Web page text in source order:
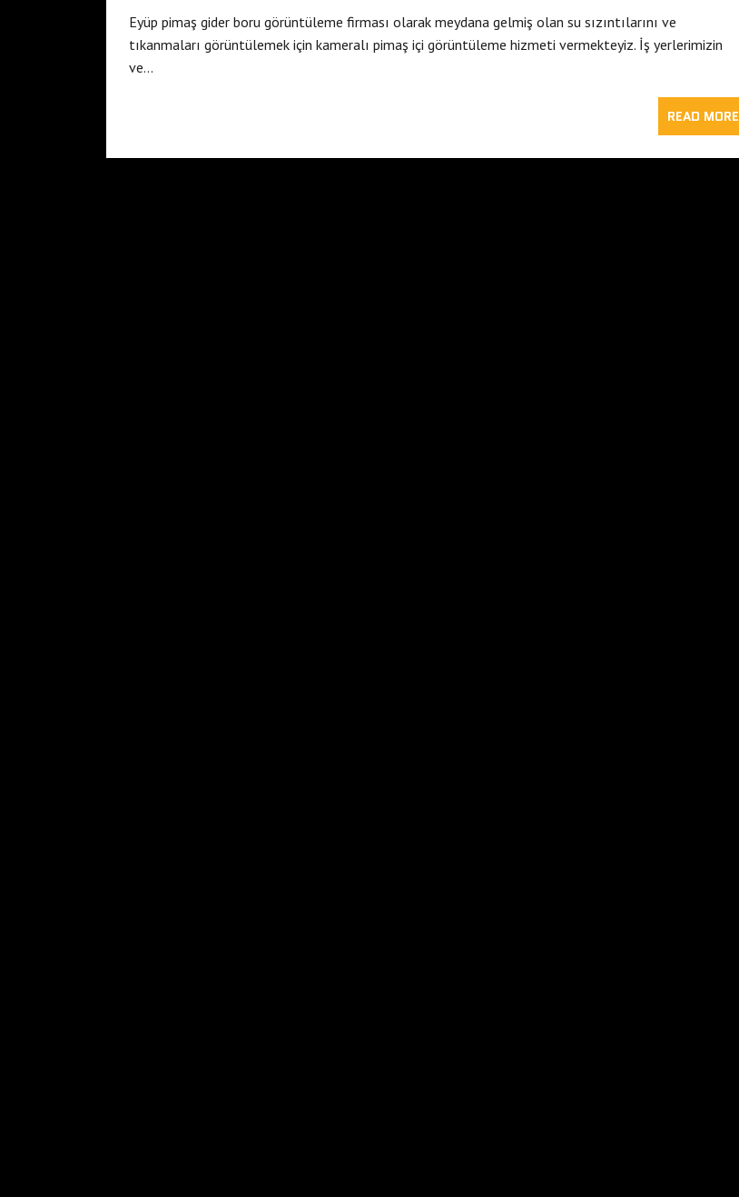
Eyüp pimaş gider boru görüntüleme firması olarak meydana gelmiş olan su sızıntılarını ve
tıkanmaları görüntülemek için kameralı pimaş içi görüntüleme hizmeti vermekteyiz. İş yerlerimizin
ve…
READ MORE